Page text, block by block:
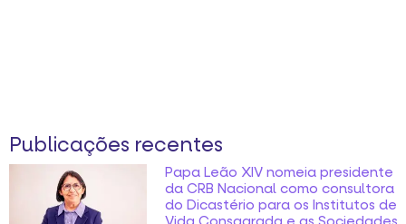
Publicações recentes
Papa Leão XIV nomeia presidente
da CRB Nacional como consultora
do Dicastério para os Institutos de